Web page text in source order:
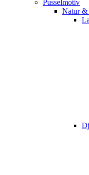
Pusselmotiv
Natur